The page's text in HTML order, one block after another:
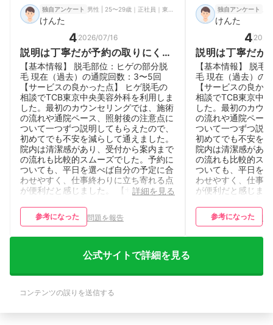
独自アンケート
けんた
4 2026/07/16
説明は丁寧だが予約の取りにくさ
もある感じがする
【基本情報】 脱毛部位：ヒゲの部分脱
毛 現在（過去）の通院回数：3〜5回
【サービスの良かった点】 ヒゲ脱毛の
相談でTCB東京中央美容外科を利用しま
した。最初のカウンセリングでは、施術
の流れや通院ペース、照射後の注意点に
ついて一つずつ説明してもらえたので、
初めてでも不安を減らして通えました。
院内は清潔感があり、受付から案内まで
の流れも比較的スムーズでした。予約に
ついても、平日を選べば自分の予定に合
わせやすく、仕事終わりに立ち寄れる点
が便利だと感じました。 【サービスの
なる点としては、土日や夕方以降の時間
帯は予約が埋まりやすく、希望通りの日
でいて、少し待ち時間が出ることもあり
ました。担当するスタッフが毎回同じで
りました。事前に余裕を持って予約を取
詳細を見る
参考になった 問題を報告
独自アンケート
けんた
4
説明は丁寧だが
もある感じがす
【基本情報】 脱毛
毛 現在（過去）の
【サービスの良か
相談でTCB東京中
した。最初のカウ
の流れや通院ペー
ついて一つずつ説
初めてでも不安を
院内は清潔感があ
の流れも比較的ス
ついても、平日を
わせやすく、仕事
が便利だと感じま
なる点としては、
帯は予約が埋まり
来院する時間帯に
はないため、肌の
参考になった
公式サイトで詳細を見る
コンテンツの誤りを送信する